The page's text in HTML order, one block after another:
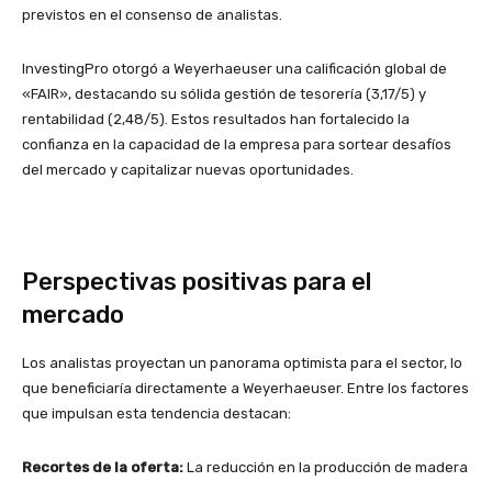
previstos en el consenso de analistas.
InvestingPro otorgó a Weyerhaeuser una calificación global de
«FAIR», destacando su sólida gestión de tesorería (3,17/5) y
rentabilidad (2,48/5). Estos resultados han fortalecido la
confianza en la capacidad de la empresa para sortear desafíos
del mercado y capitalizar nuevas oportunidades.
Perspectivas positivas para el
mercado
Los analistas proyectan un panorama optimista para el sector, lo
que beneficiaría directamente a Weyerhaeuser. Entre los factores
que impulsan esta tendencia destacan:
Recortes de la oferta: La reducción en la producción de madera